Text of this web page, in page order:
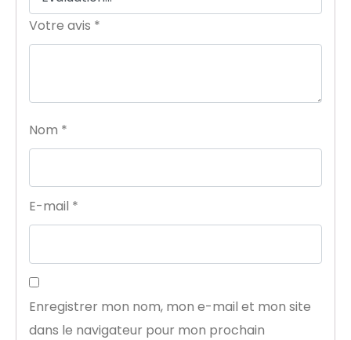
Votre avis *
Nom *
E-mail *
Enregistrer mon nom, mon e-mail et mon site
dans le navigateur pour mon prochain